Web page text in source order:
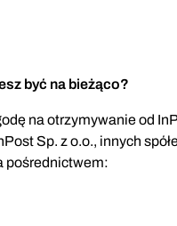
być na bieżąco?
na otrzymywanie od
Sp. z o.o., innych
pośrednictwem: